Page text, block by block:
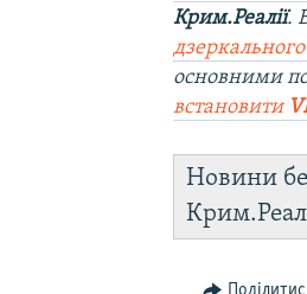
Крим.Реалії.
основними
встановити
Новини